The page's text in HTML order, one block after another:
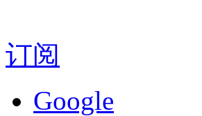
订阅
Google